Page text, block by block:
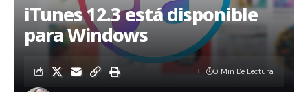
iTunes 12.3 está disponible
para Windows
0 Min De Lectura